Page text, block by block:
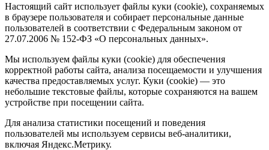
Настоящий сайт использует файлы куки (cookie), сохраняемых
в браузере пользователя и собирает персональные данные
пользователей в соответствии с Федеральным законом от
27.07.2006 № 152-ФЗ «О персональных данных».
Мы используем файлы куки (cookie) для обеспечения
корректной работы сайта, анализа посещаемости и улучшения
качества предоставляемых услуг. Куки (cookie) — это
небольшие текстовые файлы, которые сохраняются на вашем
устройстве при посещении сайта.
Для анализа статистики посещений и поведения
пользователей мы используем сервисы веб-аналитики,
включая Яндекс.Метрику.